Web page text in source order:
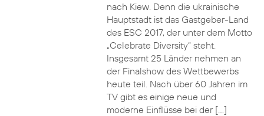
nach Kiew. Denn die ukrainische
Hauptstadt ist das Gastgeber-Land
des ESC 2017, der unter dem Motto
„Celebrate Diversity“ steht.
Insgesamt 25 Länder nehmen an
der Finalshow des Wettbewerbs
heute teil. Nach über 60 Jahren im
TV gibt es einige neue und
moderne Einflüsse bei der […]